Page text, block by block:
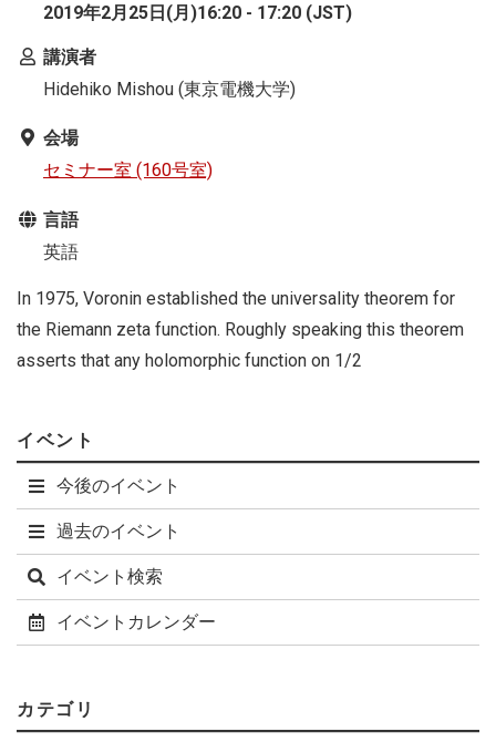
2019年2月25日(月)16:20 - 17:20 (JST)
講演者
Hidehiko Mishou (東京電機大学)
会場
セミナー室 (160号室)
言語
英語
In 1975, Voronin established the universality theorem for
the Riemann zeta function. Roughly speaking this theorem
asserts that any holomorphic function on 1/2
イベント
今後のイベント
過去のイベント
イベント検索
イベントカレンダー
カテゴリ